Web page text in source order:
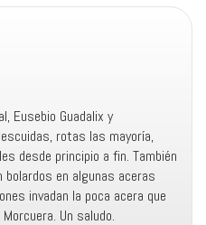
Eusebio Guadalix y
rotas las mayoría,
desde principio a fin. También
en algunas aceras
invadan la poca acera que
Un saludo.